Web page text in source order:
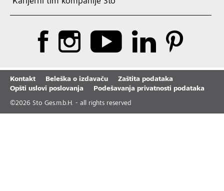
Kontakt Beleška o izdavaču
Zaštita podataka
Opšti uslovi poslovanja
Podešavanja privatnosti podataka
©2026 Sto Ges.m.b.H. - all rights reserved